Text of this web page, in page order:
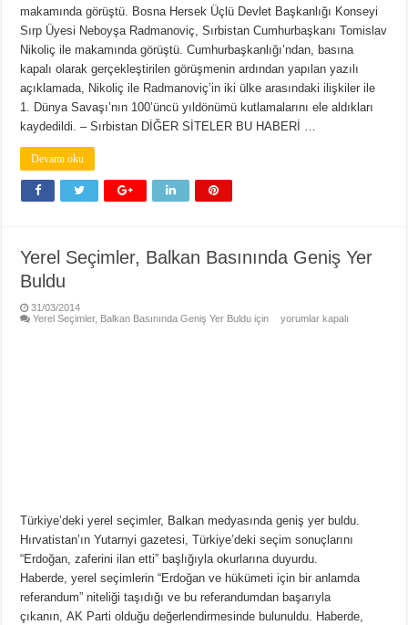
makamında görüştü. Bosna Hersek Üçlü Devlet Başkanlığı Konseyi
Sırp Üyesi Neboyşa Radmanoviç, Sırbistan Cumhurbaşkanı Tomislav
Nikoliç ile makamında görüştü. Cumhurbaşkanlığı’ndan, basına
kapalı olarak gerçekleştirilen görüşmenin ardından yapılan yazılı
açıklamada, Nikoliç ile Radmanoviç’in iki ülke arasındaki ilişkiler ile
1. Dünya Savaşı’nın 100’üncü yıldönümü kutlamalarını ele aldıkları
kaydedildi. – Sırbistan DİĞER SİTELER BU HABERİ …
Devamı oku
Yerel Seçimler, Balkan Basınında Geniş Yer
Buldu
31/03/2014
Yerel Seçimler, Balkan Basınında Geniş Yer Buldu için
yorumlar kapalı
Türkiye’deki yerel seçimler, Balkan medyasında geniş yer buldu.
Hırvatistan’ın Yutarnyi gazetesi, Türkiye’deki seçim sonuçlarını
“Erdoğan, zaferini ilan etti” başlığıyla okurlarına duyurdu.
Haberde, yerel seçimlerin “Erdoğan ve hükümeti için bir anlamda
referandum” niteliği taşıdığı ve bu referandumdan başarıyla
çıkanın, AK Parti olduğu değerlendirmesinde bulunuldu. Haberde,